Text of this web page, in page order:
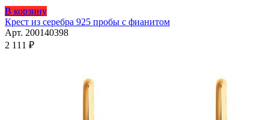
В корзинуЭтот
товар
имеет
Крест из серебра 925 пробы с фианитом
Арт. 200140398
2 111 ₽